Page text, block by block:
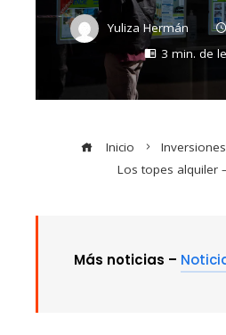
Yuliza Hermán
3 min. de
Inicio
Los topes alquiler
Más noticias –